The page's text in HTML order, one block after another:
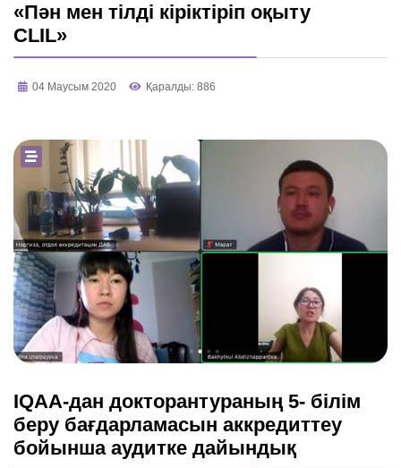
«Пән мен тілді кіріктіріп оқыту
CLIL»
04 Маусым 2020 Қаралды: 886
IQAA-дан докторантураның 5- білім
беру бағдарламасын аккредиттеу
бойынша аудитке дайындық